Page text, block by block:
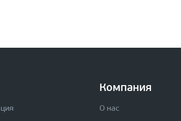
Компания
О нас